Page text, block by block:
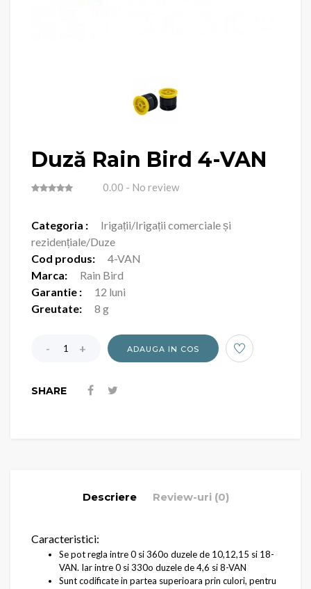
Duză Rain Bird 4-VAN
0.00 - No review
Categoria :
Irigații/Irigații comerciale și
rezidențiale/Duze
Cod produs:
4-VAN
Marca:
Rain Bird
Garantie :
12 luni
Greutate:
8 g
ADAUGA IN COS
SHARE
Descriere Review-uri (0)
Caracteristici:
Se pot regla intre 0 si 360o duzele de 10,12,15 si 18-
VAN. Iar intre 0 si 330o duzele de 4,6 si 8-VAN
Sunt codificate in partea superioara prin culori, pentru